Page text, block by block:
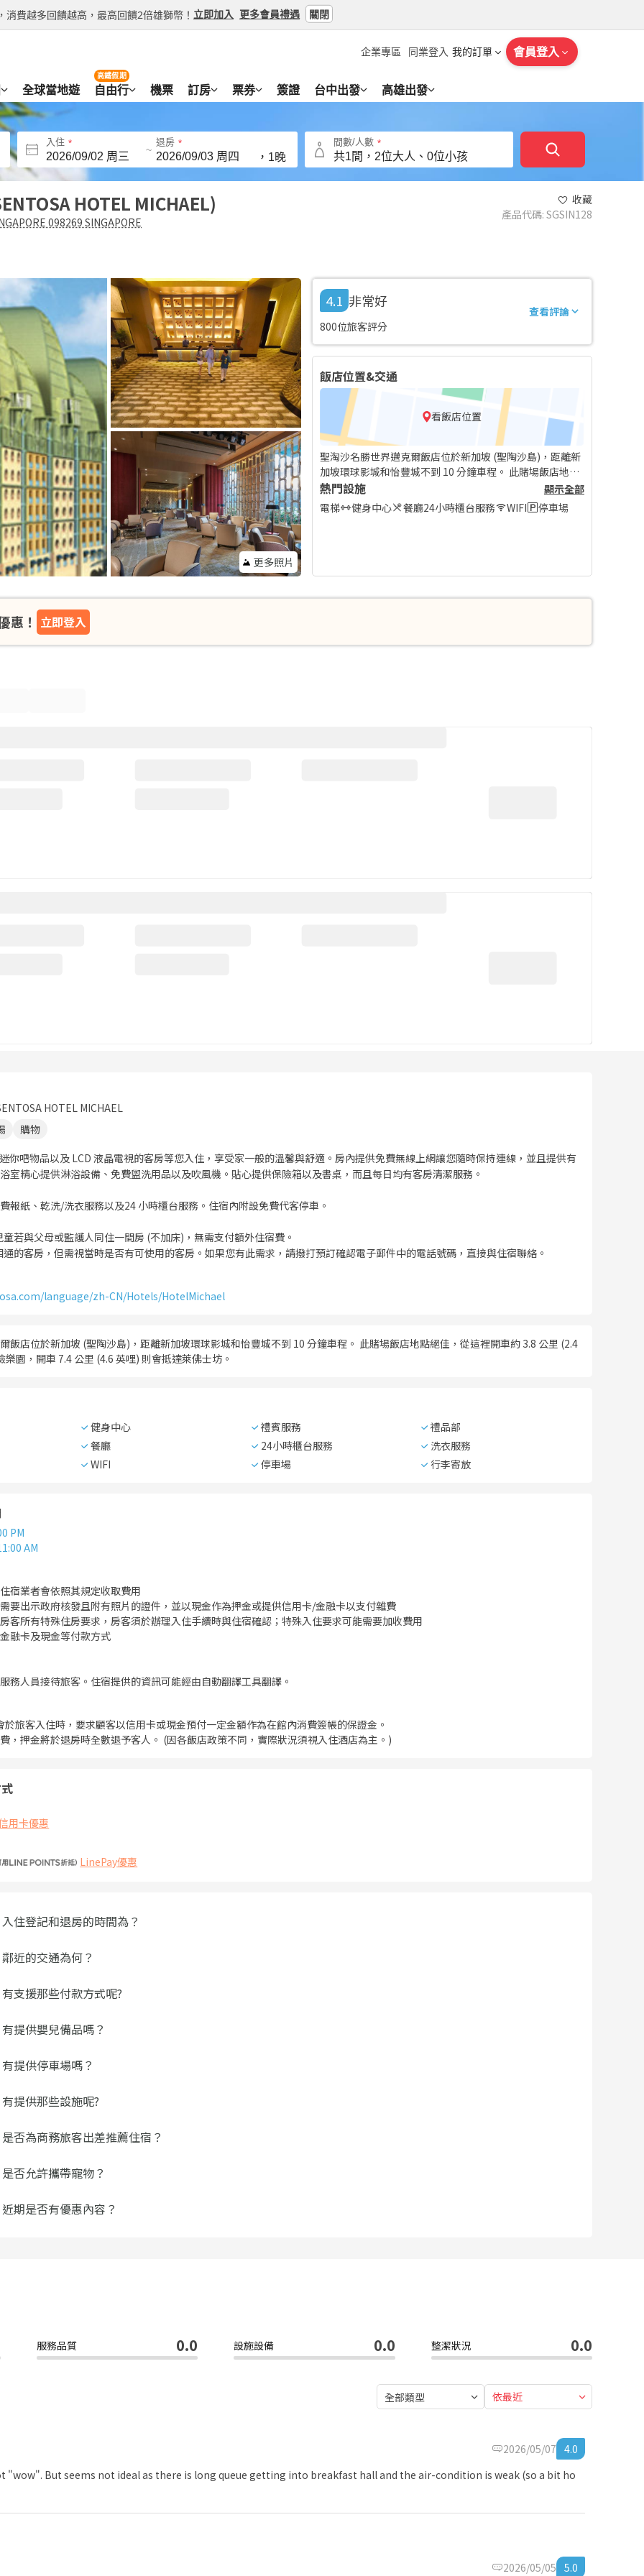
費越多回饋越高，最高回饋2倍雄獅幣！ 立即加入 更多會員禮遇 關閉
企業專區 同業登入 我的訂單 會員登入
全球當地遊 自由行
高鐵假期
機票 訂房 票券 簽證 台中出發 高雄出發
入住
~
退房
， 1晚
間數/人數
HOTEL MICHAEL
098269 SINGAPORE
收藏
產品代碼: SGSIN128
更多照片
4.1 非常好
800位旅客評分
查看評論
飯店位置&交通
看飯店位置
聖淘沙名勝世界邁克爾飯店位於新加坡 (聖陶沙島)，距離新
加坡環球影城和怡豐城不到 10 分鐘車程。 此賭場飯店地點
絕佳，從這裡開車約 3.8 公里 (2.4 英哩) 可以到水上探險樂
園，開車 7.4 公里 (4.6 英哩) 則會抵達萊佛士坊。
熱門設施
顯示全部
電梯
健身中心 餐廳24小時櫃台服務 WIFI 停車場
惠！ 立即登入
HOTEL MICHAEL
購物
你吧物品以及 LCD 液晶電視的客房等您入住，享受家一般的溫馨與舒適。房內提供免費無線上網讓您隨時保持連線，並且提供有
室精心提供淋浴設備、免費盥洗用品以及吹風機。貼心提供保險箱以及書桌，而且每日均有客房清潔服務。
報紙、乾洗/洗衣服務以及24 小時櫃台服務。住宿內附設免費代客停車。
若與父母或監護人同住一間房 (不加床)，無需支付額外住宿費。
的客房，但需視當時是否有可使用的客房。如果您有此需求，請撥打預訂確認電子郵件中的電話號碼，直接與住宿聯絡。
language/zh-CN/Hotels/HotelMichael
飯店位於新加坡 (聖陶沙島)，距離新加坡環球影城和怡豐城不到 10 分鐘車程。 此賭場飯店地點絕佳，從這裡開車約 3.8 公里 (2.4
園，開車 7.4 公里 (4.6 英哩) 則會抵達萊佛士坊。
健身中心 禮賓服務
禮品部
餐廳
24小時櫃台服務
洗衣服務
WIFI
停車場 行李寄放
PM
AM
宿業者會依照其規定收取費用
要出示政府核發且附有照片的證件，並以現金作為押金或提供信用卡/金融卡以支付雜費
客所有特殊住房要求，房客須於辦理入住手續時與住宿確認；特殊入住要求可能需要加收費用
融卡及現金等付款方式
務人員接待旅客。住宿提供的資訊可能經由自動翻譯工具翻譯。
旅客入住時，要求顧客以信用卡或現金預付一定金額作為在館內消費簽帳的保證金。
，押金將於退房時全數退予客人。 (因各飯店政策不同，實際狀況須視入住酒店為主。)
用卡優惠
LinePay優惠
住登記和退房的時間為？
近的交通為何？
支援那些付款方式呢?
提供嬰兒備品嗎？
提供停車場嗎？
提供那些設施呢?
否為商務旅客出差推薦住宿？
否允許攜帶寵物？
期是否有優惠內容？
服務品質 0.0 設施設備 0.0 整潔狀況 0.0
全部類型 依最近
2026/05/07 4.0
"wow". But seems not ideal as there is long queue getting into breakfast hall and the air-condition is weak (so a bit ho
2026/05/05 5.0